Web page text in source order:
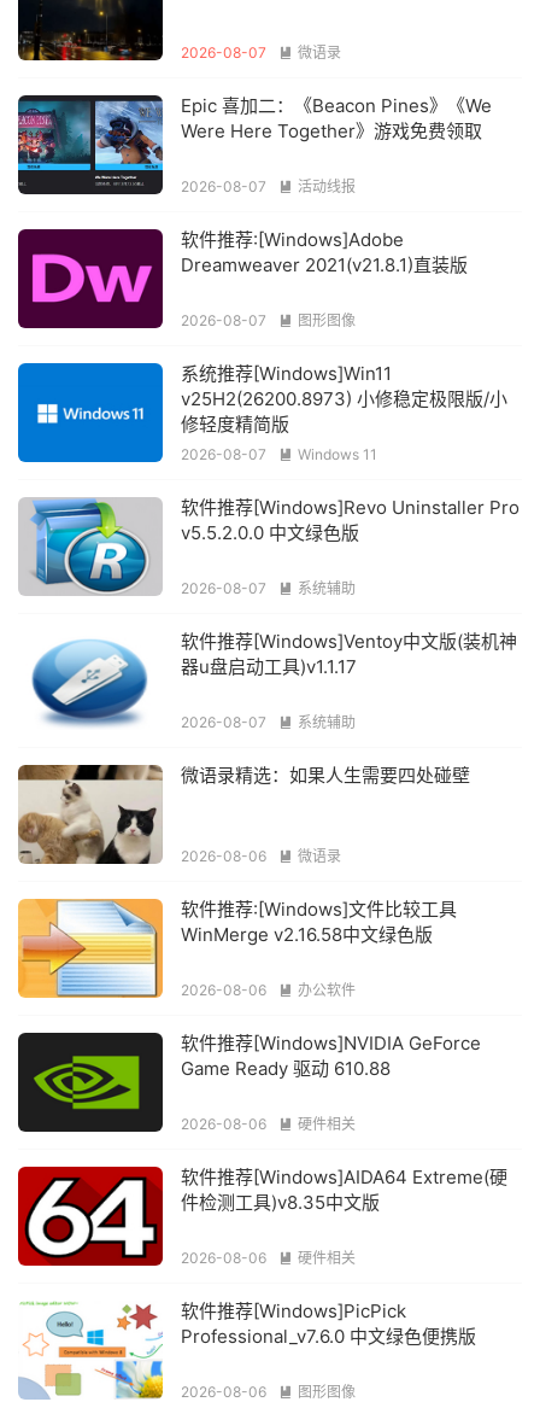
2026-08-07  微语录
Epic 喜加二：《Beacon Pines》《We
Were Here Together》游戏免费领取
2026-08-07  活动线报
软件推荐:[Windows]Adobe
Dreamweaver 2021(v21.8.1)直装版
2026-08-07  图形图像
系统推荐[Windows]Win11
v25H2(26200.8973) 小修稳定极限版/小
修轻度精简版
2026-08-07  Windows 11
软件推荐[Windows]Revo Uninstaller Pro
v5.5.2.0.0 中文绿色版
2026-08-07  系统辅助
软件推荐[Windows]Ventoy中文版(装机神
器u盘启动工具)v1.1.17
2026-08-07  系统辅助
微语录精选：如果人生需要四处碰壁
2026-08-06  微语录
软件推荐:[Windows]文件比较工具
WinMerge v2.16.58中文绿色版
2026-08-06  办公软件
软件推荐[Windows]NVIDIA GeForce
Game Ready 驱动 610.88
2026-08-06  硬件相关
软件推荐[Windows]AIDA64 Extreme(硬
件检测工具)v8.35中文版
2026-08-06  硬件相关
软件推荐[Windows]PicPick
Professional_v7.6.0 中文绿色便携版
2026-08-06  图形图像